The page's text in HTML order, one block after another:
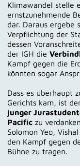
Klimawandel stelle
ernstzunehmende
dar. Daraus ergebe
Verpflichtung der
dessen
der IGH die
Kampf gegen die
könnten sogar
Dass es überhaupt
Gerichts kam, ist
junger
Pacific zu
Solomon Yeo,
den Kampf gegen
Bühne zu tragen.